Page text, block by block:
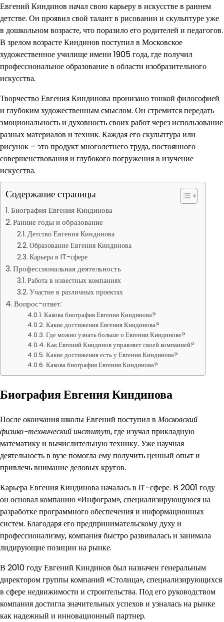
Евгений Киндинов начал свою карьеру в искусстве в раннем
детстве. Он проявил свой талант в рисовании и скульптуре уже
в дошкольном возрасте, что поразило его родителей и педагогов.
В зрелом возрасте Киндинов поступил в Московское
художественное училище имени 1905 года, где получил
профессиональное образование в области изобразительного
искусства.
Творчество Евгения Киндинова пронизано тонкой философией
и глубоким художественным смыслом. Он стремится передать
эмоциональность и духовность своих работ через использование
разных материалов и техник. Каждая его скульптура или
рисунок – это продукт многолетнего труда, постоянного
совершенствования и глубокого погружения в изучение
искусства.
Содержание страницы
Биография Евгения Киндинова
Ранние годы и образование
Детство Евгения Киндинова
Образование Евгения Киндинова
Карьера в IT-сфере
Профессиональная деятельность
Работа в известных компаниях
Участие в различных проектах
Вопрос-ответ:
Какова биография Евгения Киндинова?
Какие достижения Евгения Киндинова?
Где можно узнать больше о Евгении Киндинове?
Как Евгений Киндинов управляет своей компанией?
Какие достижения есть у Евгения Киндинова?
Какова биография Евгения Киндинова?
Биография Евгения Киндинова
После окончания школы Евгений поступил в Московский
физико-технический институт, где изучал прикладную
математику и вычислительную технику. Уже научная
деятельность в вузе помогла ему получить ценный опыт и
привлечь внимание деловых кругов.
Карьера Евгения Киндинова началась в IT-сфере. В 2001 году
он основал компанию «Инфограм», специализирующуюся на
разработке программного обеспечения и информационных
систем. Благодаря его предпринимательскому духу и
профессионализму, компания быстро развивалась и занимала
лидирующие позиции на рынке.
В 2010 году Евгений Киндинов был назначен генеральным
директором группы компаний «Столица», специализирующихся
в сфере недвижимости и строительства. Под его руководством
компания достигла значительных успехов и узналась на рынке
как надежный и инновационный партнер.